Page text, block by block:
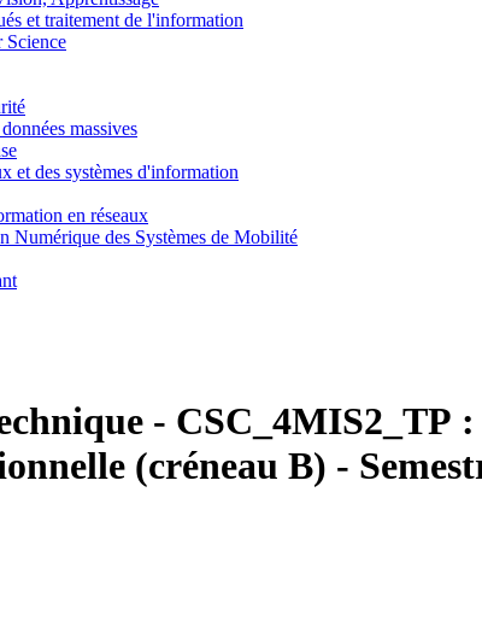
et traitement de l'information
massives
et des systèmes d'information
en réseaux
des Systèmes de Mobilité
- CSC_4MIS2_TP :
(créneau B) -